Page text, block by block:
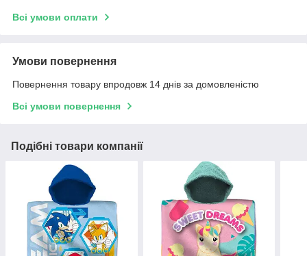
Всі умови оплати
Умови повернення
Повернення товару впродовж 14 днів за домовленістю
Всі умови повернення
Подібні товари компанії